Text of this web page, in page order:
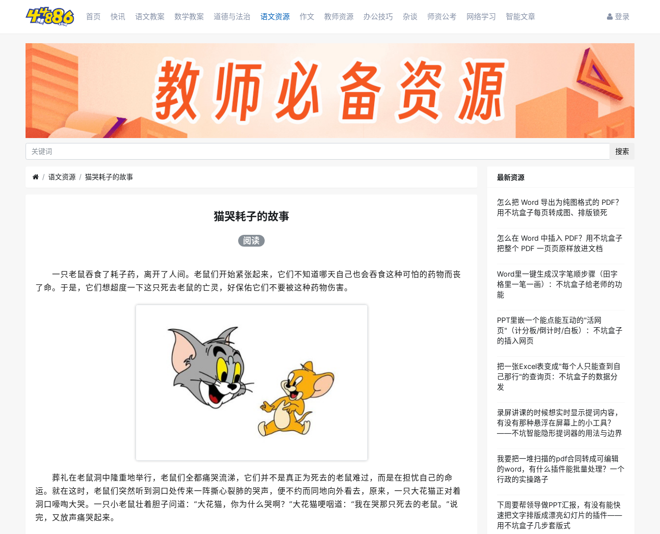
首页 快讯 语文教案 数学教案 道德与法治 语文资源 作文 教师资源 办公技巧 杂谈 师资公考 网络学习 智能文章 登录
搜索
语文资源 猫哭耗子的故事
猫哭耗子的故事
阅读
一只老鼠吞食了耗子药，离开了人间。老鼠们开始紧张起来，它们不知道哪天自己也会吞食这种可怕的药物而丧
了命。于是，它们想超度一下这只死去老鼠的亡灵，好保佑它们不要被这种药物伤害。
葬礼在老鼠洞中隆重地举行，老鼠们全都痛哭流涕，它们并不是真正为死去的老鼠难过，而是在担忧自己的命
运。就在这时，老鼠们突然听到洞口处传来一阵撕心裂肺的哭声，便不约而同地向外看去，原来，一只大花猫正对着
洞口嚎啕大哭。一只小老鼠壮着胆子问道：“大花猫，你为什么哭啊？”大花猫哽咽道：“我在哭那只死去的老鼠。”说
完，又放声痛哭起来。
最新资源
怎么把 Word 导出为纯图格式的 PDF？
用不坑盒子每页转成图、排版锁死
怎么在 Word 中插入 PDF？用不坑盒子
把整个 PDF 一页页原样放进文档
Word里一键生成汉字笔顺步骤（田字
格里一笔一画）：不坑盒子给老师的功
能
PPT里嵌一个能点能互动的"活网
页"（计分板/倒计时/白板）：不坑盒子
的插入网页
把一张Excel表变成"每个人只能查到自
己那行"的查询页：不坑盒子的数据分
发
录屏讲课的时候想实时显示提词内容，
有没有那种悬浮在屏幕上的小工具？
——不坑智能隐形提词器的用法与边界
我要把一堆扫描的pdf合同转成可编辑
的word，有什么插件能批量处理？一个
行政的实操路子
下周要帮领导做PPT汇报，有没有能快
速把文字排版成漂亮幻灯片的插件——
用不坑盒子几步套版式